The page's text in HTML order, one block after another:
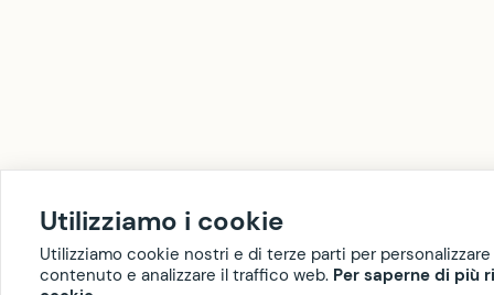
Utilizziamo i cookie
Utilizziamo cookie nostri e di terze parti per personalizzare
contenuto e analizzare il traffico web. Per saperne di più